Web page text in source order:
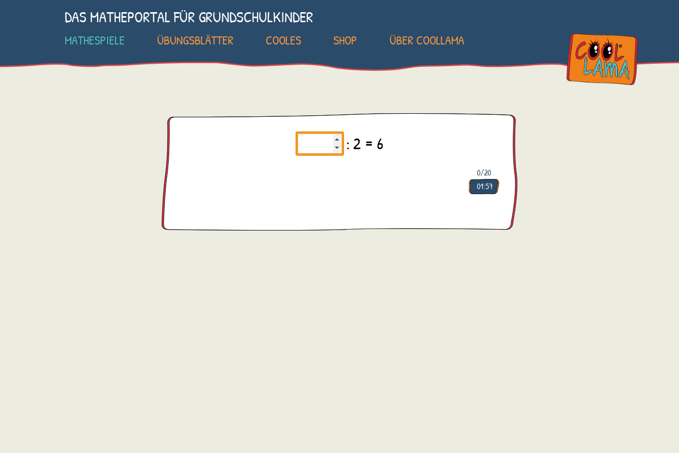
DAS MATHEPORTAL FÜR GRUNDSCHULKINDER
MATHESPIELE ÜBUNGSBLÄTTER COOLES SHOP ÜBER COOLLAMA
: 2 = 6
0/20
01:57